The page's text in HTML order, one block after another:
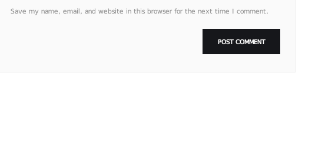
Save my name, email, and website in this browser for the next time I comment.